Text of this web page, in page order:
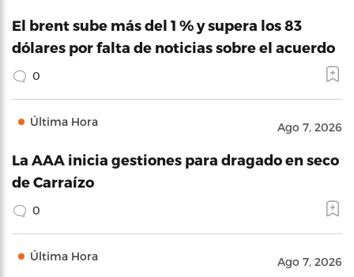
El brent sube más del 1 % y supera los 83
dólares por falta de noticias sobre el acuerdo
0
Última Hora Ago 7, 2026
La AAA inicia gestiones para dragado en seco
de Carraízo
0
Última Hora Ago 7, 2026